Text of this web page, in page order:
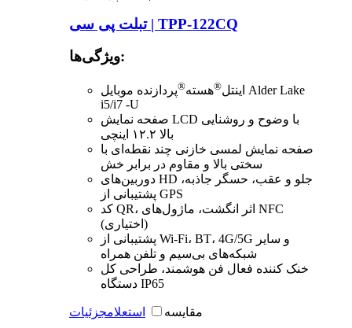
تبلت پی سی | TPP-122CQ
ویژگی‌ها:
اینتل®هسته®پردازنده موبایل Alder Lake
i5/i7 -U
صفحه نمایش LCD با وضوح و روشنایی
بالا ۱۲.۲ اینچی
صفحه نمایش لمسی خازنی چند نقطه‌ای با
سختی بالا و مقاوم در برابر خش
دوربین‌های HD جلو و عقب، حسگر جاذبه،
پشتیبانی از GPS
کد QR، اثر انگشت، ماژول‌های NFC
(اختیاری)
پشتیبانی از Wi-Fi، BT، 4G/5G و سایر
شبکه‌های بی‌سیم و تلفن همراه
خنک کننده فعال فن هوشمند، طراحی کل
دستگاه IP65
مقایسه استعلامجزئیات